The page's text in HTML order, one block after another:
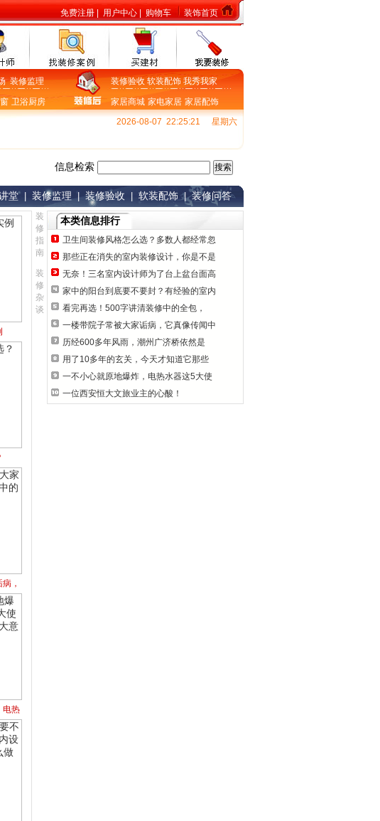
免费注册 用户中心 购物车 装饰首页
装修监理 装修验收 软装配饰 我秀我家
卫浴厨房 家居商城 家电家居 家居配饰
2026-08-07 22:25:22
星期六
信息检索
堂 装修监理 装修验收 软装配饰 | 装修问答
，
电热
装
修
指
南
装
修
杂
谈
本类信息排行
卫生间装修风格怎么选？多数人都经常忽
那些正在消失的室内装修设计，你是不是
无奈！三名室内设计师为了台上盆台面高
家中的阳台到底要不要封？有经验的室内
看完再选！500字讲清装修中的全包，
一楼带院子常被大家诟病，它真像传闻中
历经600多年风雨，潮州广济桥依然是
用了10多年的玄关，今天才知道它那些
一不小心就原地爆炸，电热水器这5大使
一位西安恒大文旅业主的心酸！